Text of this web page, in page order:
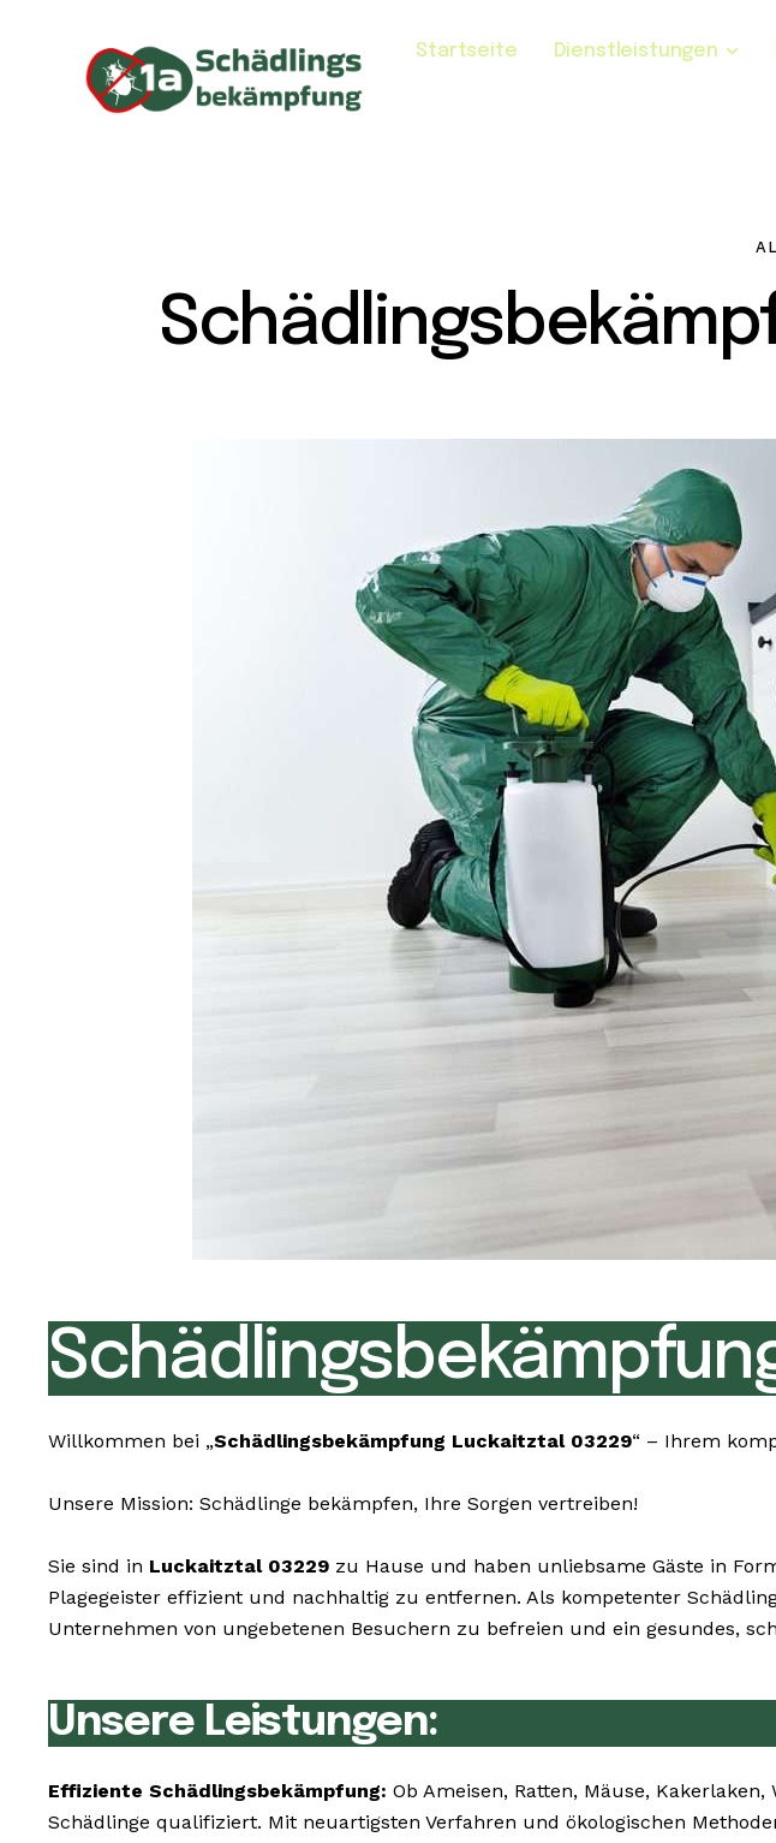
Startseite Dienstleistungen
Willkommen bei „Schädlingsbekämpfung Luckaitztal 03229“ – Ihrem
Unsere Mission: Schädlinge bekämpfen, Ihre Sorgen vertreiben!
Sie sind in Luckaitztal 03229 zu Hause und haben unliebsame Gäste in
Plagegeister effizient und nachhaltig zu entfernen. Als kompetenter
Unternehmen von ungebetenen Besuchern zu befreien und ein gesundes,
Unsere Leistungen:
Effiziente Schädlingsbekämpfung: Ob Ameisen, Ratten, Mäuse,
Schädlinge qualifiziert. Mit neuartigsten Verfahren und ökologischen